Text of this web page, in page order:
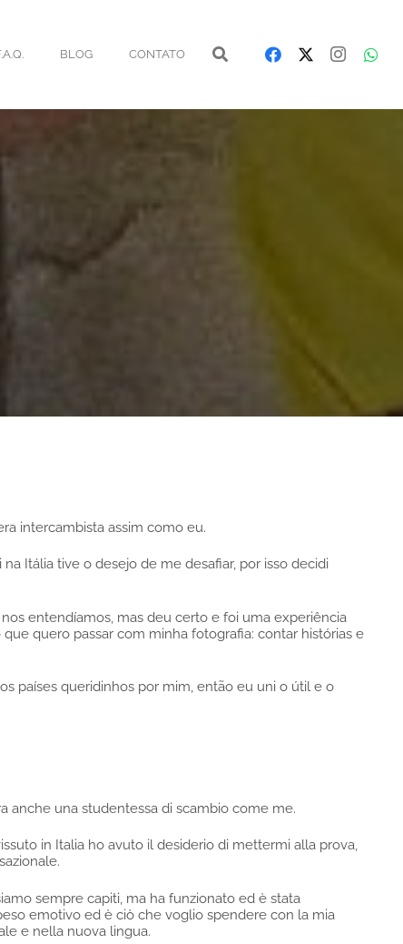
BLOG CONTATO
intercambista assim como eu.
Itália tive o desejo de me desafiar, por isso decidi
entendíamos, mas deu certo e foi uma experiência
quero passar com minha fotografia: contar histórias e
países queridinhos por mim, então eu uni o útil e o
anche una studentessa di scambio come me.
in Italia ho avuto il desiderio di mettermi alla prova,
sempre capiti, ma ha funzionato ed è stata
emotivo ed è ciò che voglio spendere con la mia
e nella nuova lingua.